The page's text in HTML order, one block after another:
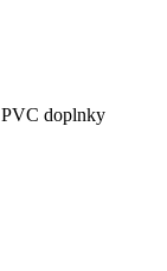
PVC doplnky